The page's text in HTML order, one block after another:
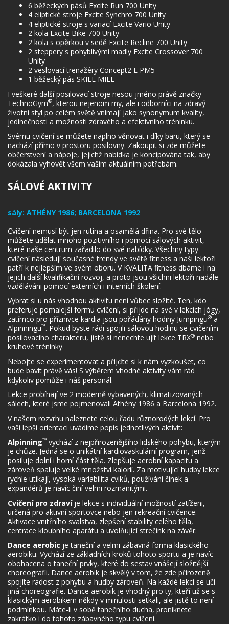
6 běžeckých pásů Excite Run 700 Unity
4 eliptické stroje Excite Synchro 700 Unity
4 eliptické stroje s variací Excite Vario Unity
2 kola Excite Bike 700 Unity
2 kola s opěrkou v sedě Excite Recline 700 Unity
2 steppery s pohyblivými madly Excite Crossover 700
Unity
2 veslovací trenažéry Concept2 E PM5
1 běžecký pás SKILL MILL
I veškeré další posilovací stroje nesou jméno právě značky
TechnoGym®, kterou nejenom my, ale i odborníci na zdravý
životní styl po celém světě vnímají jako synonymum kvality,
jedinečnosti a možnosti zdravého a efektivního tréninku.
Svému cvičení se můžete naplno věnovat i díky baru, který se
nachází přímo v prostoru posilovny. Zakoupit si zde můžete
občerstvení a nápoje, jejichž nabídka je koncipována tak, aby
dokázala vyhovět všem vašim aktuálním potřebám.
SÁLOVÉ AKTIVITY
sály: ATHÉNY 1986; BARCELONA 1992
Cvičení nemusí být jen rutina a osamělá dřina. Pro své tělo
můžete udělat mnoho pozitivního i pomocí sálových aktivit,
které naše centrum zařadilo do své nabídky. Všechny typy
cvičení následují současné trendy ve světě fitness a naši lektoři
patří k nejlepším ve svém oboru. V KVALITA fitness dbáme i na
jejich další kvalifikační rozvoj, a proto jsou všichni lektoři nadále
vzděláváni pomocí externích i interních školení.
Vybrat si u nás vhodnou aktivitu není vůbec složité. Ten, kdo
preferuje pomalejší formu cvičení, si přijde na své v lekcích jógy,
zatímco pro příznivce kardia jsou pořádány hodiny Jumpingu® a
Alpinningu™. Pokud byste rádi spojili sálovou hodinu se cvičením
posilovacího charakteru, jistě si nenechte ujít lekce TRX® nebo
kruhové tréninky.
Nebojte se experimentovat a přijďte si k nám vyzkoušet, co
bude bavit právě vás! S výběrem vhodné aktivity vám rád
kdykoliv pomůže i náš personál.
Lekce probíhají ve 2 moderně vybavených, klimatizovaných
sálech, které jsme pojmenovali Athény 1986 a Barcelona 1992.
V našem rozvrhu naleznete celou řadu různorodých lekcí. Pro
vaši lepší orientaci uvádíme popis jednotlivých aktivit:
Alpinning™ vychází z nejpřirozenějšího lidského pohybu, kterým
je chůze. Jedná se o unikátní kardiovaskulární program, jenž
posiluje dolní i horní část těla. Zlepšuje aerobní kapacitu a
zároveň spaluje velké množství kalorií. Za motivující hudby lekce
rychle utíkají, vysoká variabilita cviků, používání činek a
expandérů je navíc činí velmi rozmanitými.
Cvičení pro zdravíje lekce s individuální možností zatíženi,
určená pro aktivní sportovce nebo jen rekreační cvičence.
Aktivace vnitřního svalstva, zlepšení stability celého těla,
centrace kloubního aparátu a uvolňující strečink na závěr.
Dance aerobic je taneční a velmi zábavná forma klasického
aerobiku. Vychází ze základních kroků tohoto sportu a je navíc
obohacena o taneční prvky, které do sestav vnášejí složitější
choreografii. Dance aerobik je skvělý v tom, že zde přirozeně
spojíte radost z pohybu a hudby zároveň. Na každé lekci se učí
jiná choreografie. Dance aerobik je vhodný pro ty, kteří už se s
klasickým aerobikem někdy v minulosti setkali, ale jistě to není
podmínkou. Máte-li v sobě tanečního ducha, proniknete
zakrátko i do tohoto zábavného typu cvičení.